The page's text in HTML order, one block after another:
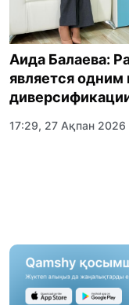
Аида Балаева:
является
17:29, 27 Ақпан 2026